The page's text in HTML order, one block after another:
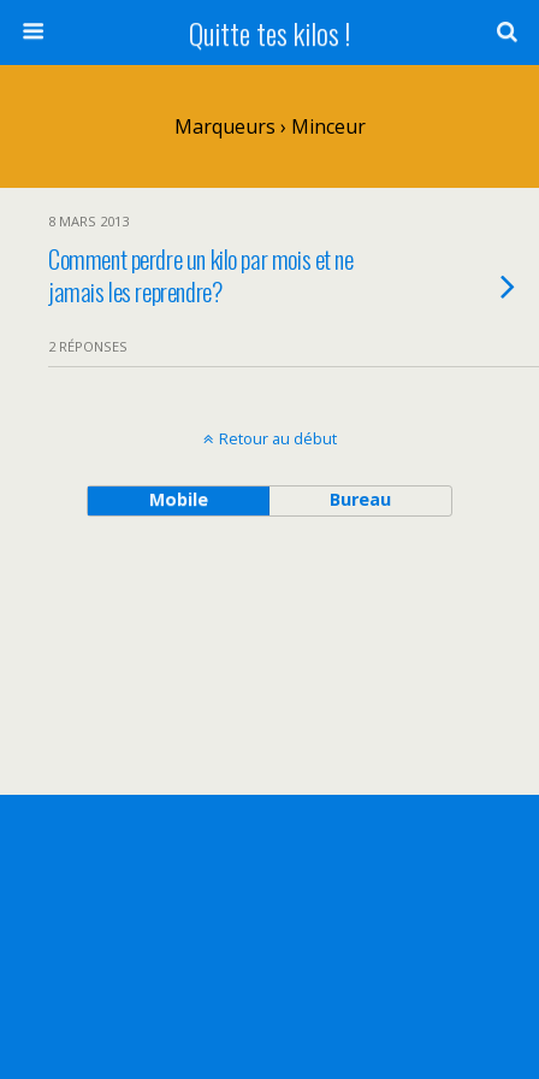
Quitte tes kilos !
Marqueurs › Minceur
8 MARS 2013
Comment perdre un kilo par mois et ne
jamais les reprendre?
2 RÉPONSES
Retour au début
Mobile Bureau